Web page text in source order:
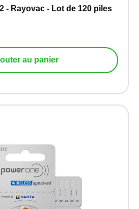
- Rayovac - Lot de 120 piles
au panier